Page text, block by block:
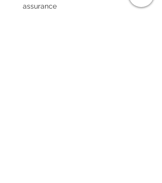
assurance